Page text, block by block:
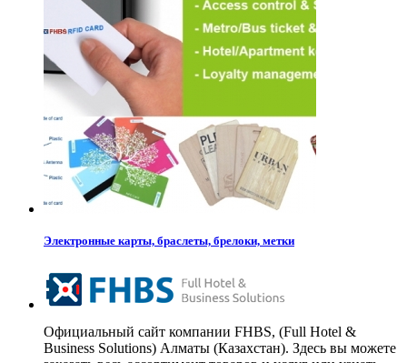
Электронные карты, браслеты, брелоки, метки
Официальный сайт компании FHBS, (Full Hotel &
Business Solutions) Алматы (Казахстан). Здесь вы можете